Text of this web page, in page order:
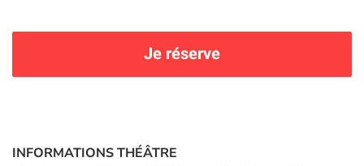
Je réserve
INFORMATIONS THÉÂTRE